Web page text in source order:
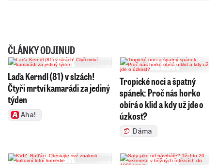
ČLÁNKY ODJINUD
Laďa Kerndl (81) v slzách!
Čtyři mrtví kamarádi za jediný
týden
Aha!
Tropické noci a špatný
spánek: Proč nás horko
obírá o klid a kdy už jde o
úzkost?
Dáma